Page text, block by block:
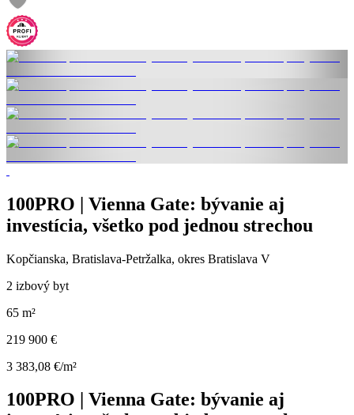
100PRO | Vienna Gate: bývanie aj
investícia, všetko pod jednou strechou
Kopčianska, Bratislava-Petržalka, okres Bratislava V
2 izbový byt
65 m²
219 900 €
3 383,08 €/m²
100PRO | Vienna Gate: bývanie aj